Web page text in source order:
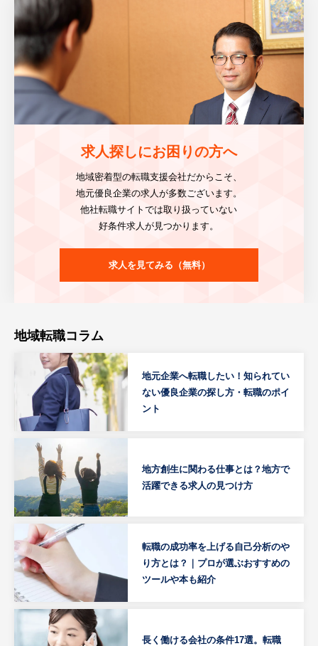
求人探しにお困りの方へ
地域密着型の転職支援会社だからこそ、
地元優良企業の求人が多数ございます。
他社転職サイトでは取り扱っていない
好条件求人が見つかります。
求人を見てみる（無料）
地域転職コラム
地元企業へ転職したい！知られてい
ない優良企業の探し方・転職のポイ
ント
地方創生に関わる仕事とは？地方で
活躍できる求人の見つけ方
転職の成功率を上げる自己分析のや
り方とは？｜プロが選ぶおすすめの
ツールや本も紹介
長く働ける会社の条件17選。転職